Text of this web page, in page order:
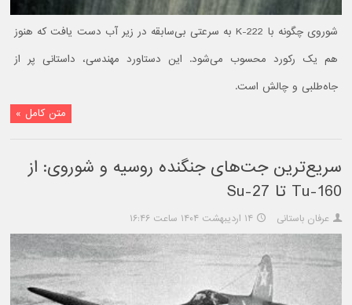
شوروی چگونه با K-222 به سرعتی بی‌سابقه در زیر آب دست یافت که هنوز
هم یک رکورد محسوب می‌شود. این دستاورد مهندسی، داستانی پر از
جاه‌طلبی و چالش است.
متن کامل »
سریع‌ترین جت‌های جنگنده روسیه و شوروی: از
Tu-160 تا Su-27
عرفان باستانی ۱۴ اردیبهشت ۱۴۰۴ ساعت ۱۶:۴۶